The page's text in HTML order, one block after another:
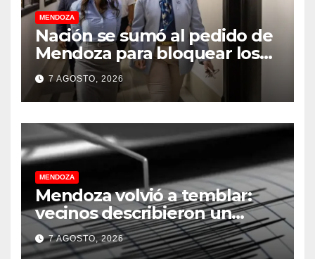
MENDOZA
Nación se sumó al pedido de
Mendoza para bloquear los
celulares en las cárceles de la
provincia
7 AGOSTO, 2026
MENDOZA
Mendoza volvió a temblar:
vecinos describieron un
“sacudón” acompañado por
un fuerte estruendo
7 AGOSTO, 2026